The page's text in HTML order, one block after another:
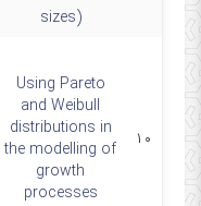
sizes)
۱۰
Using Pareto
and Weibull
distributions in
the modelling of
growth
processes